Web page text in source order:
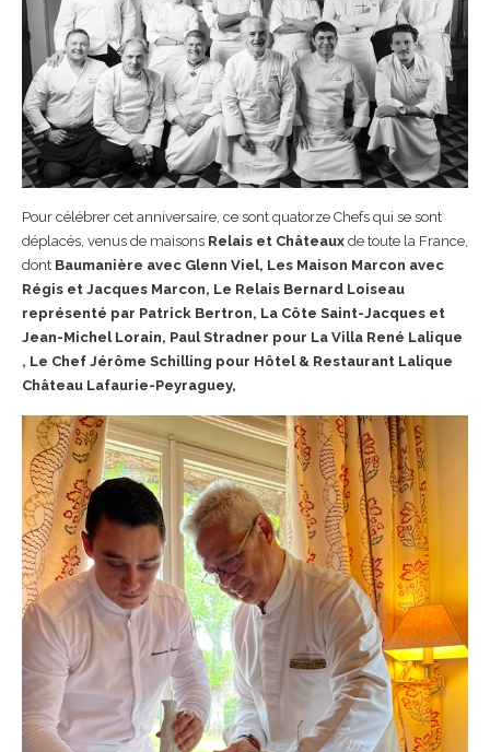
Pour célébrer cet anniversaire, ce sont quatorze Chefs qui se sont
déplacés, venus de maisons Relais et Châteaux de toute la France,
dont Baumanière avec Glenn Viel, Les Maison Marcon avec
Régis et Jacques Marcon, Le Relais Bernard Loiseau
représenté par Patrick Bertron, La Côte Saint-Jacques et
Jean-Michel Lorain, Paul Stradner pour La Villa René Lalique
, Le Chef Jérôme Schilling pour Hôtel & Restaurant Lalique
Château Lafaurie-Peyraguey,